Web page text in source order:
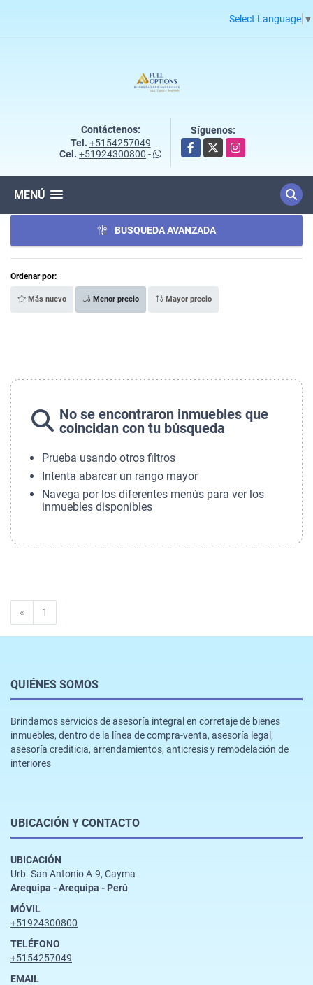
Select Language ▼
Contáctenos:
Tel. +5154257049
Cel. +51924300800 -
Síguenos:
Facebook
X Instagram
MENÚ
BUSQUEDA AVANZADA
Ordenar por:
Más nuevo Menor precio Mayor precio
No se encontraron inmuebles que
coincidan con tu búsqueda
Prueba usando otros filtros
Intenta abarcar un rango mayor
Navega por los diferentes menús para ver los
inmuebles disponibles
« Anterior
1
QUIÉNES SOMOS
Brindamos servicios de asesoría integral en corretaje de bienes
inmuebles, dentro de la línea de compra-venta, asesoría legal,
asesoría crediticia, arrendamientos, anticresis y remodelación de
interiores
UBICACIÓN Y CONTACTO
UBICACIÓN
Urb. San Antonio A-9, Cayma
Arequipa - Arequipa - Perú
MÓVIL
+51924300800
TELÉFONO
+5154257049
EMAIL